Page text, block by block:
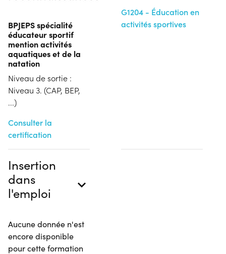
BPJEPS spécialité
éducateur sportif
mention activités
aquatiques et de la
natation
Niveau de sortie :
Niveau 3. (CAP, BEP,
...)
Consulter la
certification
G1204 - Éducation en
activités sportives
Insertion
dans
l'emploi
Aucune donnée n'est
encore disponible
pour cette formation